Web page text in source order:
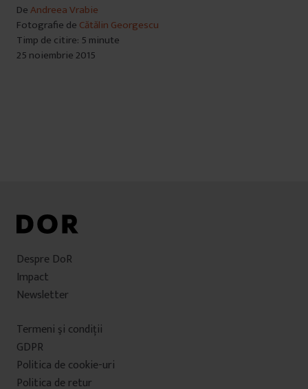
DeAndreea Vrabie
Fotografie de Cătălin Georgescu
Timp de citire: 5 minute
25 noiembrie 2015
Despre DoR
Impact
Newsletter
Termeni şi condiţii
GDPR
Politica de cookie-uri
Politica de retur